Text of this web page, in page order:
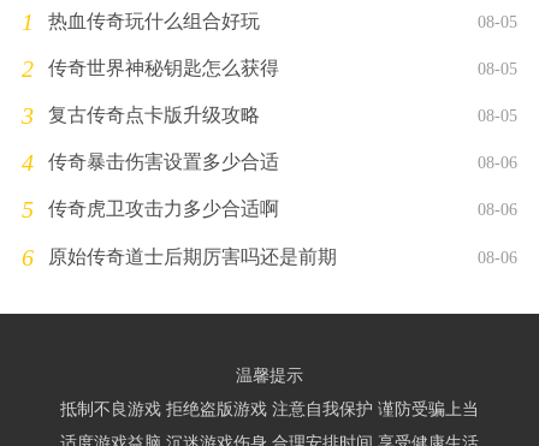
1 热血传奇玩什么组合好玩 08-05
2 传奇世界神秘钥匙怎么获得 08-05
3 复古传奇点卡版升级攻略 08-05
4 传奇暴击伤害设置多少合适 08-06
5 传奇虎卫攻击力多少合适啊 08-06
6 原始传奇道士后期厉害吗还是前期 08-06
温馨提示
抵制不良游戏 拒绝盗版游戏 注意自我保护 谨防受骗上当